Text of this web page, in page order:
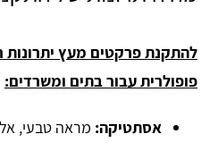
להתקנת פרקטים מעץ יתרונות
פופולרית עבור בתים ומשרדים:
אסתטיקה: מראה טבעי,